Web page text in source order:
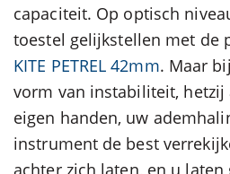
capaciteit. Op optisch
toestel gelijkstellen met de
KITE PETREL 42mm. Maar
vorm van instabiliteit,
eigen handen, uw
instrument de best
achter zich laten, en u laten